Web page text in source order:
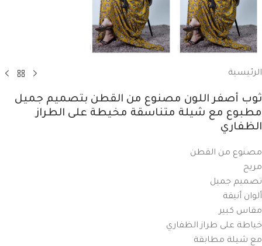
الرئيسية
ثوب أصفر اللون مصنوع من القطن بتصميم جميل
مطبوع مع شيلة متناسقة مخيطة على الطراز
الظفاري
مصنوع من القطن
مريح
تصميم جميل
ألوان أنيقة
مقاس كبير
خياطة على طراز الظفاري
مع شيلة مطابقة